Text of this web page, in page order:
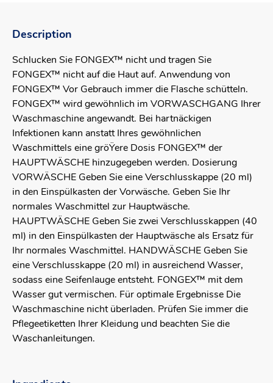
Description
Schlucken Sie FONGEX™ nicht und tragen Sie
FONGEX™ nicht auf die Haut auf. Anwendung von
FONGEX™ Vor Gebrauch immer die Flasche schütteln.
FONGEX™ wird gewöhnlich im VORWASCHGANG Ihrer
Waschmaschine angewandt. Bei hartnäckigen
Infektionen kann anstatt Ihres gewöhnlichen
Waschmittels eine gröŸere Dosis FONGEX™ der
HAUPTWÄSCHE hinzugegeben werden. Dosierung
VORWÄSCHE Geben Sie eine Verschlusskappe (20 ml)
in den Einspülkasten der Vorwäsche. Geben Sie Ihr
normales Waschmittel zur Hauptwäsche.
HAUPTWÄSCHE Geben Sie zwei Verschlusskappen (40
ml) in den Einspülkasten der Hauptwäsche als Ersatz für
Ihr normales Waschmittel. HANDWÄSCHE Geben Sie
eine Verschlusskappe (20 ml) in ausreichend Wasser,
sodass eine Seifenlauge entsteht. FONGEX™ mit dem
Wasser gut vermischen. Für optimale Ergebnisse Die
Waschmaschine nicht überladen. Prüfen Sie immer die
Pflegeetiketten Ihrer Kleidung und beachten Sie die
Waschanleitungen.